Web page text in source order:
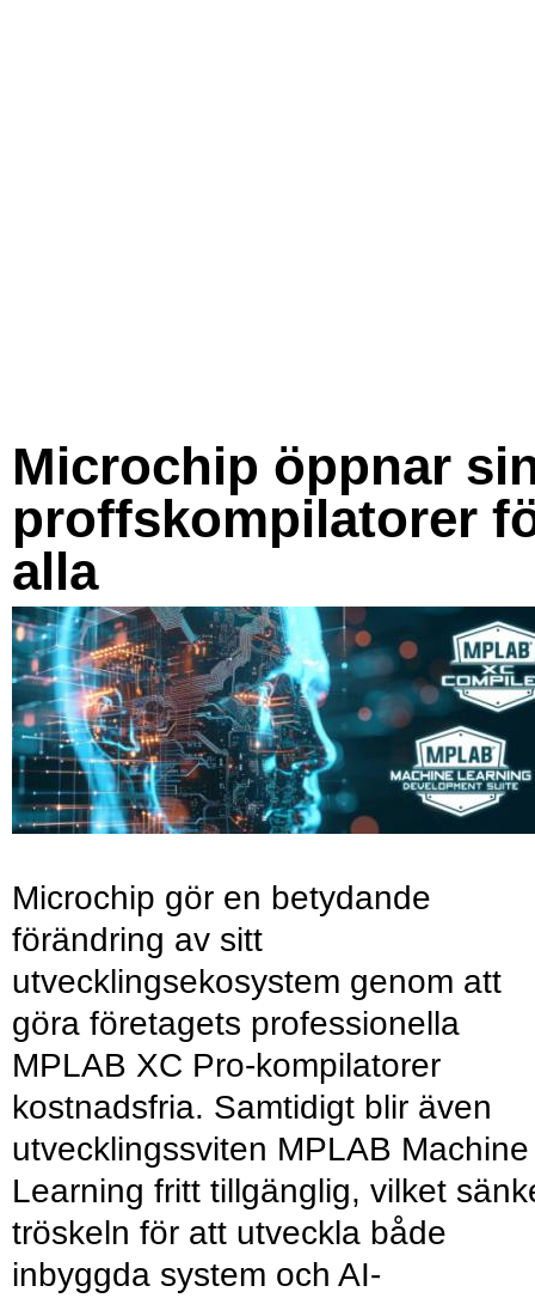
Microchip öppnar
proffskompilatorer
alla
Microchip gör en betydande
förändring av sitt
utvecklingsekosystem genom att
göra företagets professionella
MPLAB XC Pro-kompilatorer
kostnadsfria. Samtidigt blir även
utvecklingssviten MPLAB Machine
Learning fritt tillgänglig, vilket
tröskeln för att utveckla både
inbyggda system och AI-